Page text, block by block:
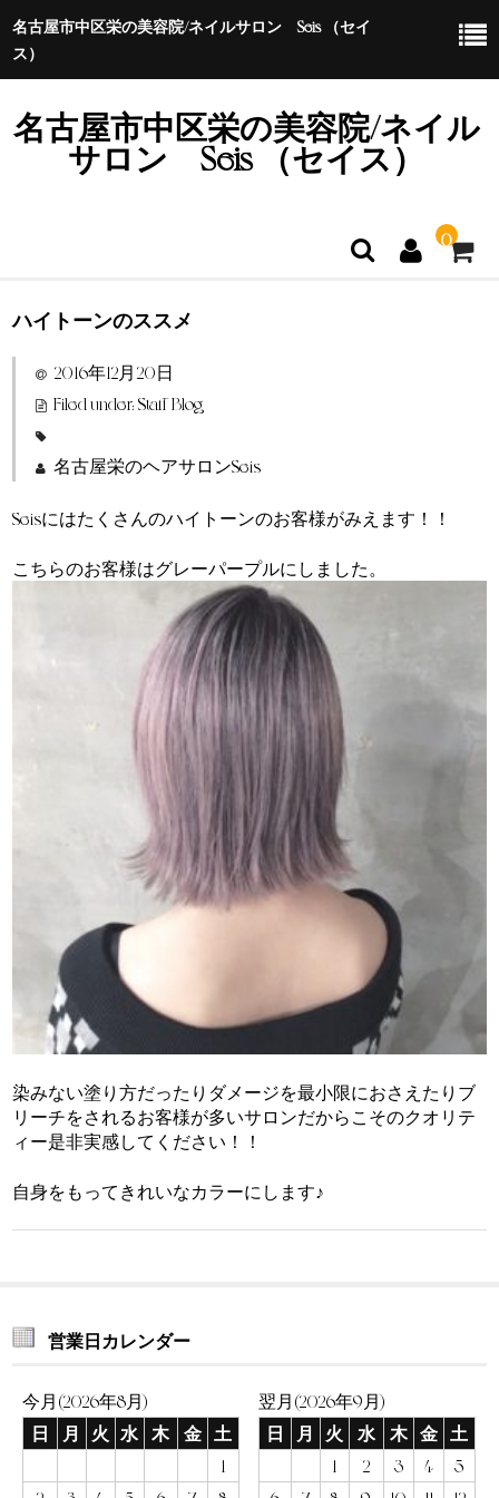
名古屋市中区栄の美容院/ネイルサロン Seis （セイ
ス）
名古屋市中区栄の美容院/ネイル
サロン Seis （セイス）
0
ホーム
特定商取引法に基づく表示
ハイトーンのススメ
2016年12月20日
Filed under:Staff Blog
名古屋栄のヘアサロンSeis
Seisにはたくさんのハイトーンのお客様がみえます！！
こちらのお客様はグレーパープルにしました。
染みない塗り方だったりダメージを最小限におさえたりブ
リーチをされるお客様が多いサロンだからこそのクオリテ
ィー是非実感してください！！
自身をもってきれいなカラーにします♪
営業日カレンダー
今月(2026年8月)
日
月 火 水 木 金
土
1
翌月(2026年9月)
日
月 火 水 木 金
土
1
2 3 4
5